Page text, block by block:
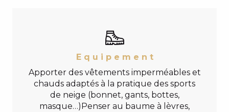
E q u i p e m e n t
Apporter des vêtements imperméables et
chauds adaptés à la pratique des sports
de neige (bonnet, gants, bottes,
masque…)Penser au baume à lèvres,